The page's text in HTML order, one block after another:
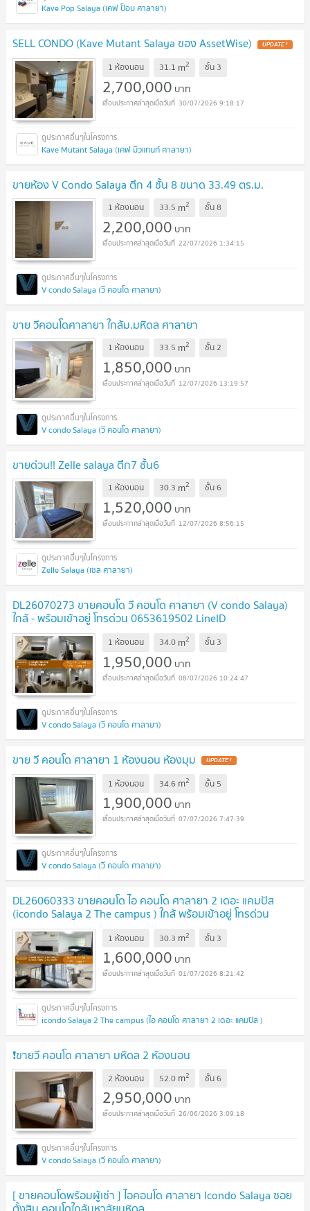
Kave Pop Salaya (เคฟ ป็อบ ศาลายา)
SELL CONDO (Kave Mutant Salaya ของ AssetWise)
1 ห้องนอน 31.1 m2 ชั้น 3
2,700,000 บาท
30/07/2026 9:18:17
Kave Mutant Salaya (เคฟ มิวแทนท์ ศาลายา)
ขายห้อง V Condo Salaya ตึก 4 ชั้น 8 ขนาด 33.49 ตร.ม.
1 ห้องนอน 33.5 m2 ชั้น8
2,200,000 บาท
22/07/2026 1:34:15
V condo Salaya (วี คอนโด ศาลายา)
ขาย วีคอนโดศาลายา ใกล้ม.มหิดล ศาลายา
1 ห้องนอน 33.5 m2 ชั้น2
1,850,000 บาท
12/07/2026 13:19:57
V condo Salaya (วี คอนโด ศาลายา)
ขายด่วน!! Zelle salaya ตึก7 ชั้น6
1 ห้องนอน 30.3 m2 ชั้น6
1,520,000 บาท
12/07/2026 8:56:15
Zelle Salaya (เซล ศาลายา)
DL26070273 ขายคอนโด วี คอนโด ศาลายา (V condo Salaya)
ใกล้ - พร้อมเข้าอยู่ โทรด่วน 0653619502 LineID
@952jdxxk
1 ห้องนอน 34.0 m2 ชั้น 3
1,950,000 บาท
08/07/2026 10:24:47
V condo Salaya (วี คอนโด ศาลายา)
ขาย วี คอนโด ศาลายา 1 ห้องนอน ห้องมุม
1 ห้องนอน 34.6 m2 ชั้น 5
1,900,000 บาท
07/07/2026 7:47:39
V condo Salaya (วี คอนโด ศาลายา)
DL26060333 ขายคอนโด ไอ คอนโด ศาลายา 2 เดอะ แคมปัส
(icondo Salaya 2 The campus ) ใกล้ พร้อมเข้าอยู่ โทรด่วน
0653619502 LineID @952jdxxk
1 ห้องนอน 30.3 m2 ชั้น 3
1,600,000 บาท
01/07/2026 8:21:42
icondo Salaya 2 The campus (ไอ คอนโด ศาลายา 2 เดอะ แคมปัส )
❗️ขายวี คอนโด ศาลายา มหิดล 2 ห้องนอน
2 ห้องนอน 52.0 m2 ชั้น6
2,950,000 บาท
26/06/2026 3:09:18
V condo Salaya (วี คอนโด ศาลายา)
[ ขายคอนโดพร้อมผู้เช่า ] ไอคอนโด ศาลายา Icondo Salaya ซอย